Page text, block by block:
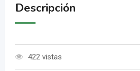
Descripción
422 vistas